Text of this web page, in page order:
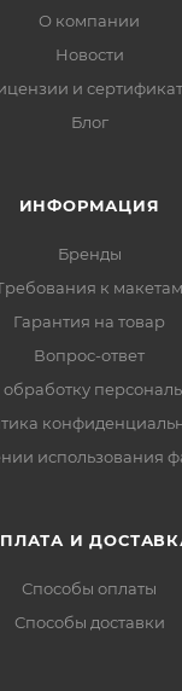
О компании
Новости
и
Блог
ИНФОРМАЦИЯ
Бренды
к макетам
Гарантия на товар
Вопрос-ответ
обработку
использования
И
Способы оплаты
Способы доставки